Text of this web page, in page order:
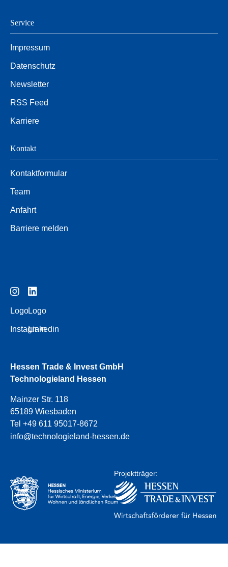
Service
Impressum
Datenschutz
Newsletter
RSS Feed
Karriere
Kontakt
Kontaktformular
Team
Anfahrt
Barriere melden
Logo
Instagram
Logo
Linkedin
Hessen Trade & Invest GmbH
Technologieland Hessen
Mainzer Str. 118
65189 Wiesbaden
Tel +49 611 95017-8672
info@technologieland-hessen.de
Projektträger: